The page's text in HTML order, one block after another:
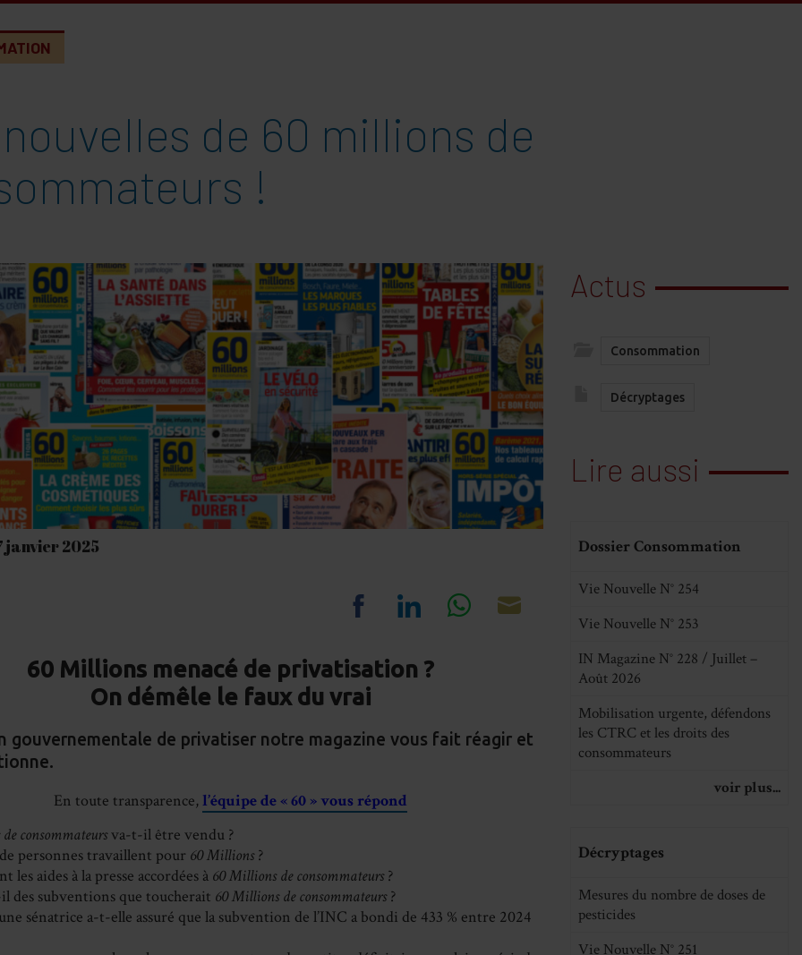
de 60 millions de
!
janvier 2025
on
Facebook
on
60 Millions menacé de privatisation ?
On démêle le faux du vrai
gouvernementale de privatiser notre magazine vous fait réagir et
En toute transparence, l’équipe de « 60 » vous répond
consommateursva-t-il être vendu ?
personnes travaillent pour 60 Millions?
les aides à la presse accordées à 60 Millions de consommateurs?
il des subventions que toucherait 60 Millions de consommateurs?
sénatrice a-t-elle assuré que la subvention de l’INC a bondi de 433 % entre 2024
Actus
Consommation
Décryptages
Lire aussi
Dossier Consommation
Vie Nouvelle N° 254
Vie Nouvelle N° 253
IN Magazine N° 228 / Juillet –
Août 2026
Mobilisation urgente, défendons
les CTRC et les droits des
consommateurs
voir plus...
Décryptages
Mesures du nombre de doses de
pesticides
Vie Nouvelle N° 251